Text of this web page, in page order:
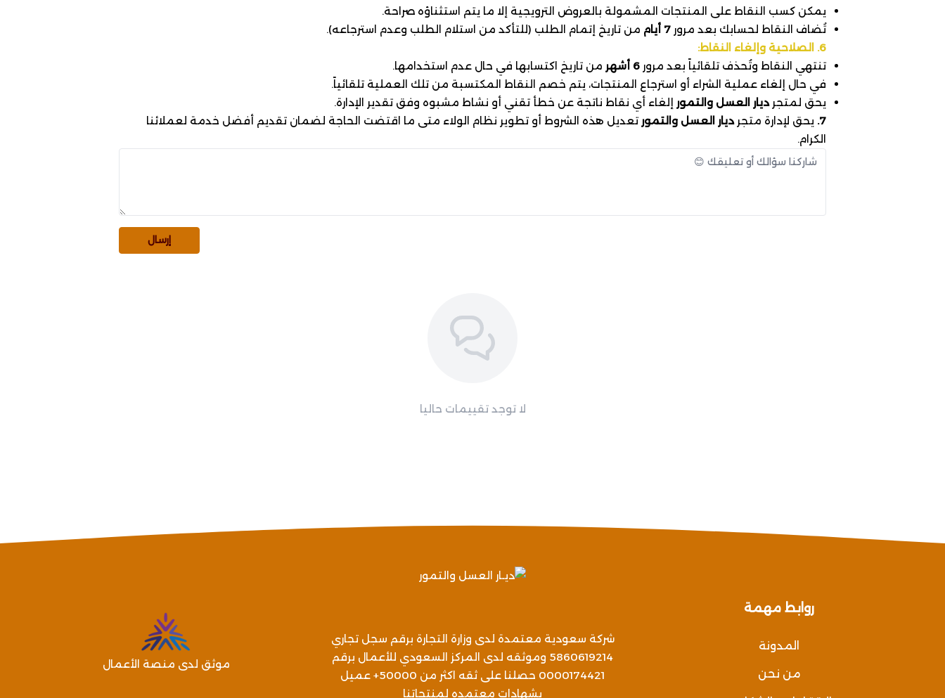
يمكن كسب النقاط على المنتجات المشمولة بالعروض الترويجية إلا ما يتم استثناؤه صراحة.
تُضاف النقاط لحسابك بعد مرور 7 أيام
من تاريخ إتمام الطلب (للتأكد من استلام الطلب وعدم استرجاعه).
6. الصلاحية وإلغاء النقاط:
تنتهي النقاط وتُحذف تلقائياً بعد مرور 6 أشهر
من تاريخ اكتسابها في حال عدم استخدامها.
في حال إلغاء عملية الشراء أو استرجاع المنتجات، يتم خصم النقاط المكتسبة من تلك العملية تلقائياً.
يحق لمتجرديار العسل والتمور إلغاء أي نقاط ناتجة عن خطأ تقني أو نشاط مشبوه وفق تقدير الإدارة.
7. يحق لإدارة متجرديار العسل والتمور تعديل هذه الشروط أو تطوير نظام الولاء متى ما اقتضت الحاجة لضمان تقديم أفضل خدمة لعملائنا
الكرام.
إرسال
لا توجد تقييمات حاليا
روابط مهمة
المدونة
من نحن
شركة سعودية معتمدة لدى وزارة التجارة برقم سجل تجاري
5860619214 وموثقه لدى المركز السعودي للأعمال برقم
0000174421 حصلنا على ثقه اكثر من 50000+ عميل
بشهادات معتمده لمنتجاتنا
موثق لدى منصة الأعمال